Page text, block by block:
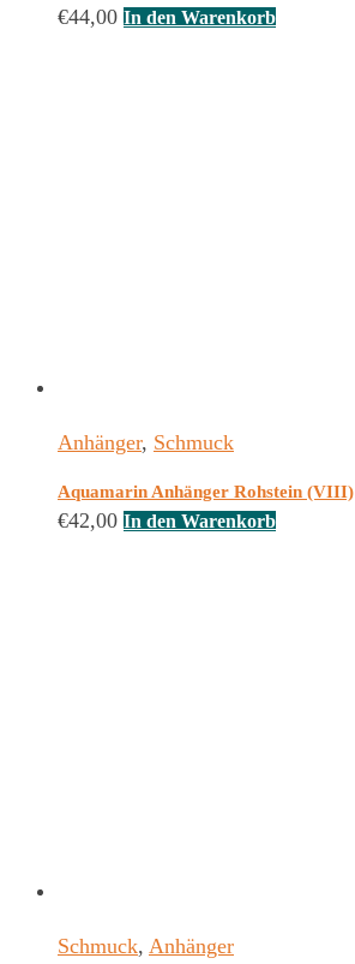
€44,00 In den Warenkorb
Anhänger, Schmuck
Aquamarin Anhänger Rohstein (VIII)
€42,00 In den Warenkorb
Schmuck, Anhänger